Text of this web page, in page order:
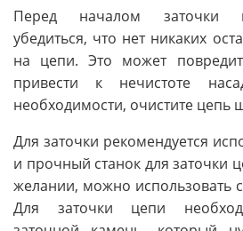
Перед началом заточки
убедиться, что нет никаких
на цепи. Это может
привести к нечистоте
необходимости, очистите цепь
Для заточки рекомендуется
и прочный станок для заточки
желании, можно использовать
Для заточки цепи